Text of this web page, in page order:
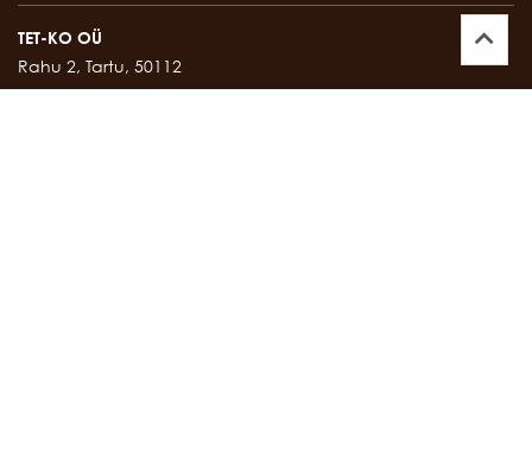
TET-KO OÜ
Rahu 2, Tartu, 50112
Kontor:747 17 35